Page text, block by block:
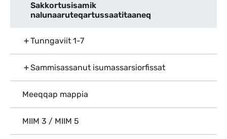
Sakkortusisamik
nalunaaruteqartussaatitaaneq
Tunngaviit 1-7
Sammisassanut isumassarsiorfissat
Meeqqap mappia
MIIM 3 / MIIM 5